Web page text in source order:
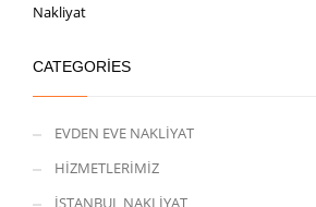
CATEGORIES
EVDEN EVE NAKLİYAT
HİZMETLERİMİZ
İSTANBUL NAKLİYAT